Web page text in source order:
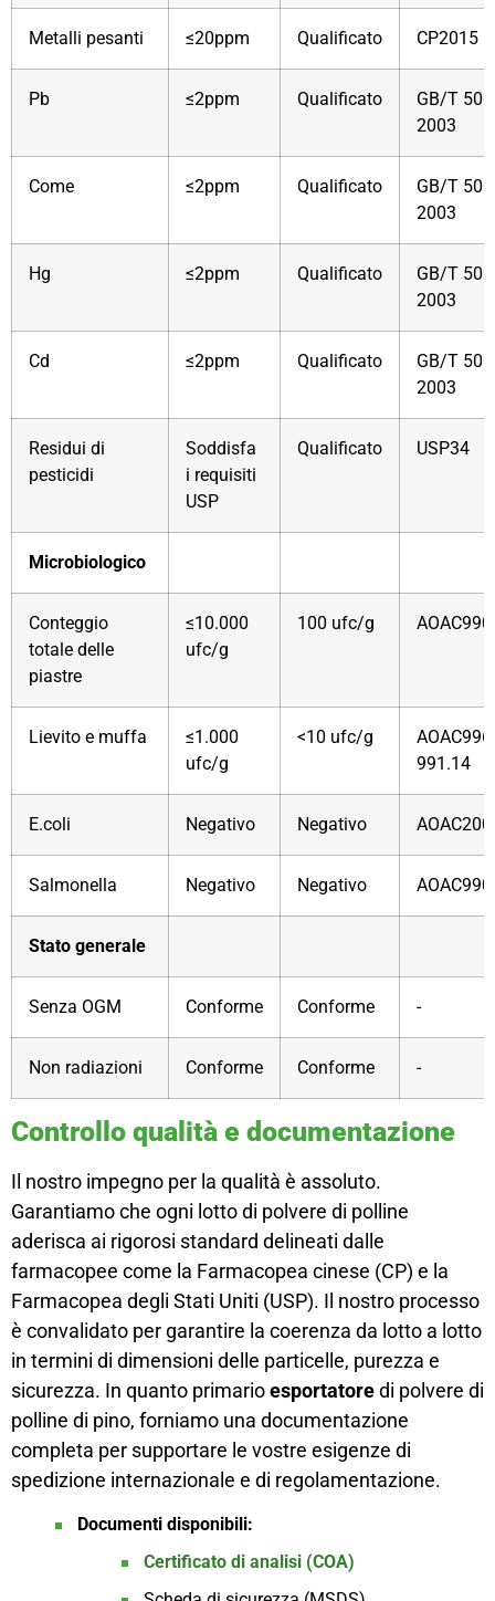
Metalli pesanti ≤20ppm Qualificato CP2015
Pb ≤2ppm Qualificato
GB/T
2003
Come ≤2ppm Qualificato
GB/T
2003
Hg ≤2ppm Qualificato
GB/T
2003
Cd ≤2ppm Qualificato
GB/T
2003
Residui di
pesticidi
Soddisfa
i requisiti
USP
Qualificato USP34
Microbiologico
Conteggio
totale delle
piastre
≤10.000
ufc/g
100 ufc/g
Lievito e muffa
≤1.000
ufc/g
<10 ufc/g
991.14
E.coli Negativo Negativo
Salmonella Negativo Negativo
Stato generale
Senza OGM Conforme Conforme -
Non radiazioni Conforme Conforme -
Controllo qualità e documentazione
Il nostro impegno per la qualità è assoluto.
Garantiamo che ogni lotto di polvere di polline
aderisca ai rigorosi standard delineati dalle
farmacopee come la Farmacopea cinese (CP) e la
Farmacopea degli Stati Uniti (USP). Il nostro processo
è convalidato per garantire la coerenza da lotto a lotto
in termini di dimensioni delle particelle, purezza e
sicurezza. In quanto primarioesportatoredi polvere di
polline di pino, forniamo una documentazione
completa per supportare le vostre esigenze di
spedizione internazionale e di regolamentazione.
Documenti disponibili:
Certificato di analisi (COA)